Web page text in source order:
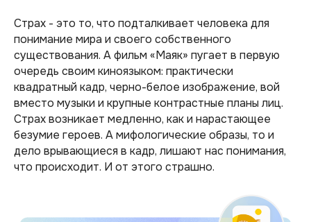
Страх - это то, что подталкивает человека для
понимание мира и своего собственного
существования. А фильм «Маяк» пугает в первую
очередь своим киноязыком: практически
квадратный кадр, черно-белое изображение, вой
вместо музыки и крупные контрастные планы лиц.
Страх возникает медленно, как и нарастающее
безумие героев. А мифологические образы, то и
дело врывающиеся в кадр, лишают нас понимания,
что происходит. И от этого страшно.